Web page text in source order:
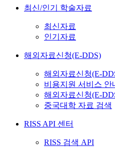
최신/인기 학술자료
최신자료
인기자료
해외자료신청(E-DDS)
해외자료신청(E-
비용지원 서비스 안
해외자료신청(E-
중국대학 자료 검색
RISS API 센터
RISS 검색 API